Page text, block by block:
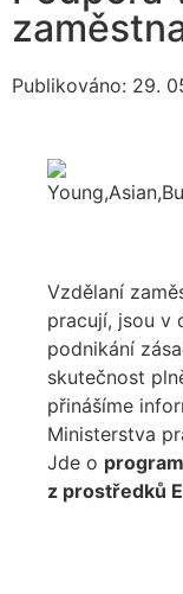
Publikováno: 29.
Vzdělaní
pracují, jsou v
podnikání
skutečnost
přinášíme
Ministerstva
Jde o
z prostředků